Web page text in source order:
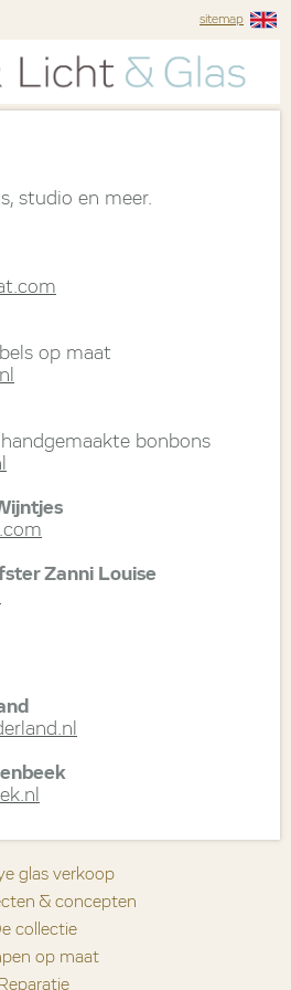
sitemap
studio en meer.
op maat
bonbons
Zanni Louise
glas verkoop
& concepten
collectie
op maat
Reparatie